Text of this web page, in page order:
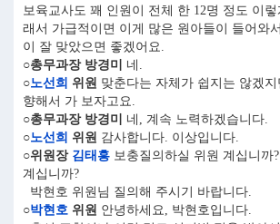
보육교사도 꽤 인원이 전체 한 12명 정도 이
래서 가급적이면 이게 많은 원아들이 들어와
이 잘 맞았으면 좋겠어요.
○총무과장 방경미
네.
○노선희 위원 맞춘다는 자체가 쉽지는 않겠
향해서 가 보자고요.
○총무과장 방경미
네, 계속 노력하겠습니다.
○노선희 위원 감사합니다. 이상입니다.
○위원장 김태흥 보충질의하실 위원 계십니까
계십니까?
박현호 위원님 질의해 주시기 바랍니다.
○박현호 위원 안녕하세요, 박현호입니다.